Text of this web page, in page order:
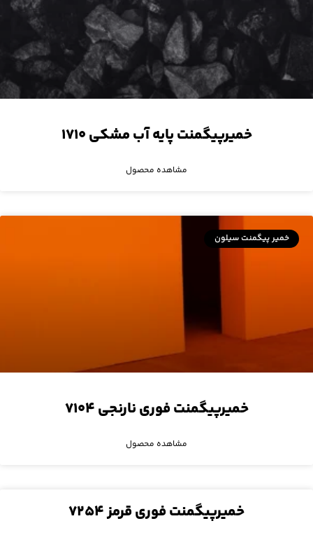
خمیرپیگمنت پایه آب مشکی ۱۷۱۰
مشاهده محصول
خمیر پیگمنت سیلون
خمیرپیگمنت فوری نارنجی ۷۱۰۴
مشاهده محصول
خمیرپیگمنت فوری قرمز ۷۲۵۴